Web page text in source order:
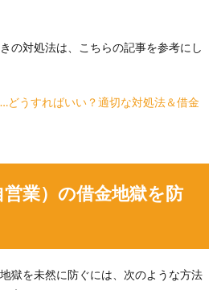
の対処法は、こちらの記事を参考にし
どうすればいい？適切な対処法＆借金
業）の借金地獄を防
獄を未然に防ぐには、次のような方法